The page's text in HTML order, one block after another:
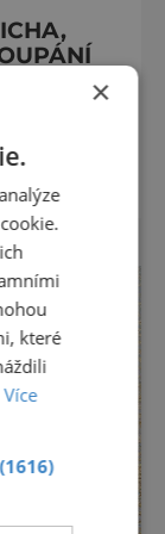
se svou
z
hlavních
či
síla.
horský
hustý les
×
které
Více
(1616)